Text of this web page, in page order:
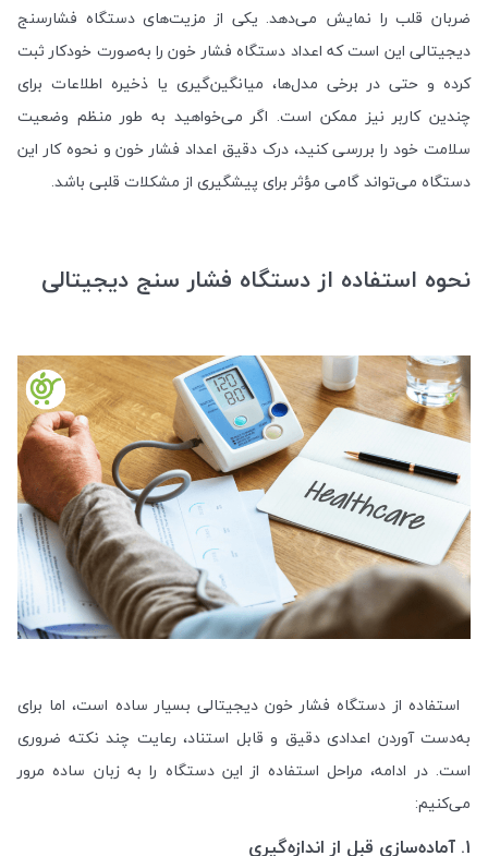
ضربان قلب را نمایش می‌دهد. یکی از مزیت‌های دستگاه فشارسنج
دیجیتالی این است که اعداد دستگاه فشار خون را به‌صورت خودکار ثبت
کرده و حتی در برخی مدل‌ها، میانگین‌گیری یا ذخیره اطلاعات برای
چندین کاربر نیز ممکن است. اگر می‌خواهید به طور منظم وضعیت
سلامت خود را بررسی کنید، درک دقیق اعداد فشار خون و نحوه کار این
دستگاه می‌تواند گامی مؤثر برای پیشگیری از مشکلات قلبی باشد.
نحوه استفاده از دستگاه فشار سنج دیجیتالی
استفاده از دستگاه فشار خون دیجیتالی بسیار ساده است، اما برای
به‌دست آوردن اعدادی دقیق و قابل استناد، رعایت چند نکته ضروری
است. در ادامه، مراحل استفاده از این دستگاه را به زبان ساده مرور
می‌کنیم:
1. آماده‌سازی قبل از اندازه‌گیری